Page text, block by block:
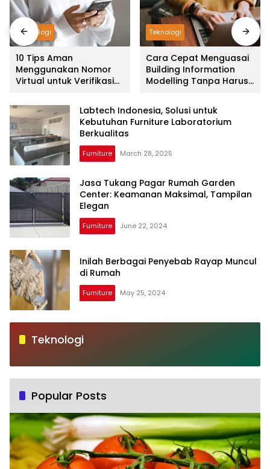
Teknologi
10 Tips Aman
Menggunakan Nomor
Virtual untuk Verifikasi
Teknologi
Cara Cepat Menguasai
Building Information
Modelling Tanpa Harus
Labtech Indonesia, Solusi untuk
Kebutuhan Furniture Laboratorium
Berkualitas
Furniture March 28, 2025
Jasa Tukang Pagar Rumah Garden
Center: Keamanan Maksimal, Tampilan
Elegan
Furniture June 22, 2024
Inilah Berbagai Penyebab Rayap Muncul
di Rumah
Furniture May 25, 2024
Teknologi
Popular Posts